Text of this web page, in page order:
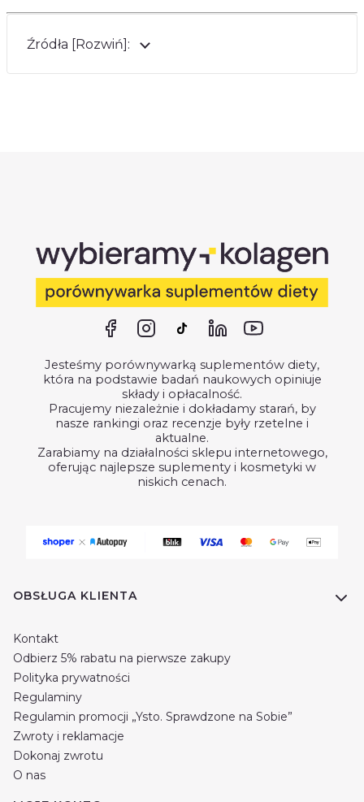
Źródła [Rozwiń]:
Jesteśmy porównywarką suplementów diety,
która na podstawie badań naukowych opiniuje
składy i opłacalność.
Pracujemy niezależnie i dokładamy starań, by
nasze rankingi oraz recenzje były rzetelne i
aktualne.
Zarabiamy na działalności sklepu internetowego,
oferując najlepsze suplementy i kosmetyki w
niskich cenach.
Linki w stopce
OBSŁUGA KLIENTA
Kontakt
Odbierz 5% rabatu na pierwsze zakupy
Polityka prywatności
Regulaminy
Regulamin promocji „Ysto. Sprawdzone na Sobie”
Zwroty i reklamacje
Dokonaj zwrotu
O nas